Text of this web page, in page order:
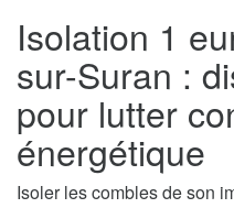
Isolation 1
sur-Suran :
pour lutter
énergétique
Isoler les combles de son